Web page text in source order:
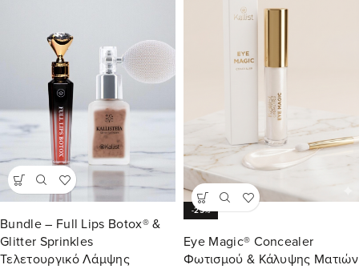
Bundle – Full Lips Botox® &
Glitter Sprinkles
Τελετουργικό Λάμψης
-25%
Eye Magic® Concealer
Φωτισμού & Κάλυψης Ματιών